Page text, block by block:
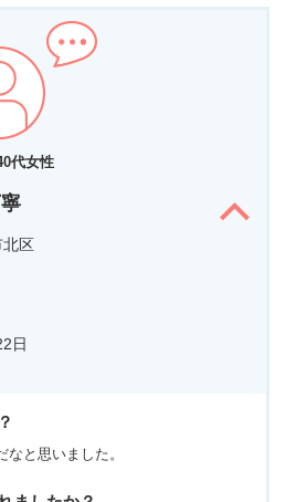
代女性
北区
日
と思いました。